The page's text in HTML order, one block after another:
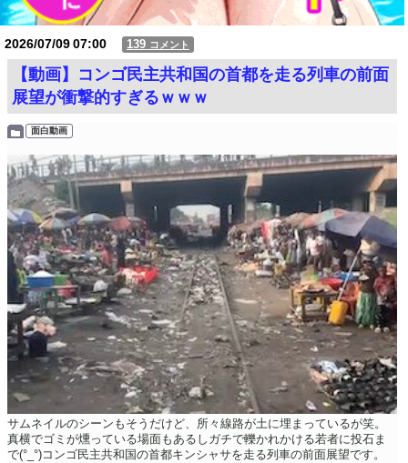
2026/07/0907:00 139 コメント
【動画】コンゴ民主共和国の首都を走る列車の前面
展望が衝撃的すぎるｗｗｗ
面白動画
サムネイルのシーンもそうだけど、所々線路が土に埋まっているが笑。
真横でゴミが燻っている場面もあるしガチで轢かれかける若者に投石ま
で(°_°)コンゴ民主共和国の首都キンシャサを走る列車の前面展望です。